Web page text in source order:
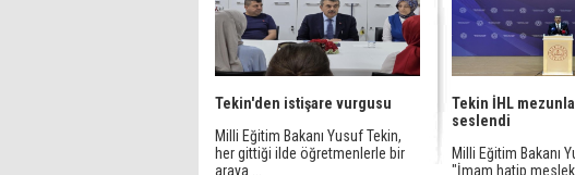
Tekin'den istişare vurgusu
Milli Eğitim Bakanı Yusuf Tekin,
her gittiği ilde öğretmenlerle bir
araya ...
Tekin İHL
seslendi
Milli Eğitim Bakanı
"İmam hatip